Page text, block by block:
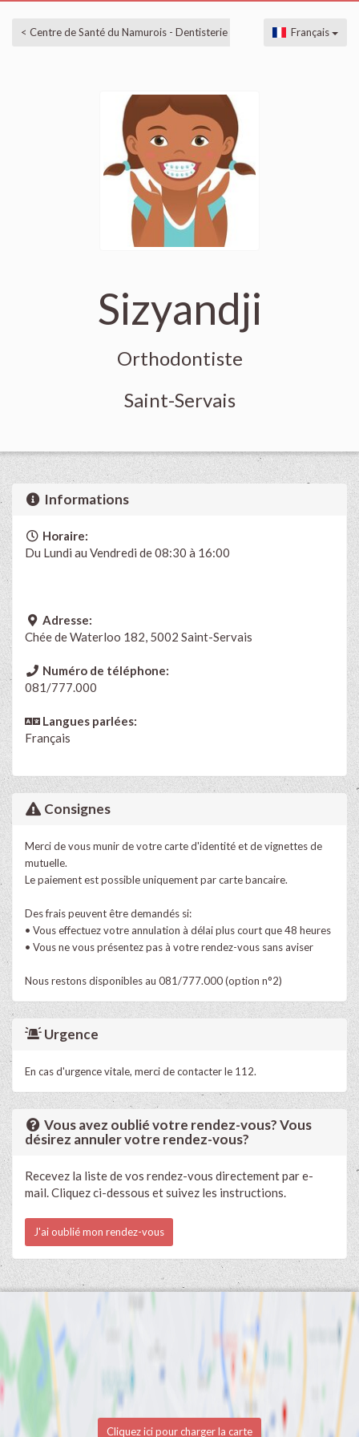
< Centre de Santé du Namurois - Dentisterie Français
Sizyandji
Orthodontiste
Saint-Servais
Informations
Horaire:
Du Lundi au Vendredi de 08:30 à 16:00
Adresse:
Chée de Waterloo 182, 5002 Saint-Servais
Numéro de téléphone:
081/777.000
Langues parlées:
Français
Consignes
Merci de vous munir de votre carte d'identité et de vignettes de
mutuelle.
Le paiement est possible uniquement par carte bancaire.
Des frais peuvent être demandés si:
• Vous effectuez votre annulation à délai plus court que 48 heures
• Vous ne vous présentez pas à votre rendez-vous sans aviser
Nous restons disponibles au 081/777.000 (option n°2)
Urgence
En cas d'urgence vitale, merci de contacter le 112.
Vous avez oublié votre rendez-vous? Vous
désirez annuler votre rendez-vous?
Recevez la liste de vos rendez-vous directement par e-
mail. Cliquez ci-dessous et suivez les instructions.
J'ai oublié mon rendez-vous
Cliquez ici pour charger la carte